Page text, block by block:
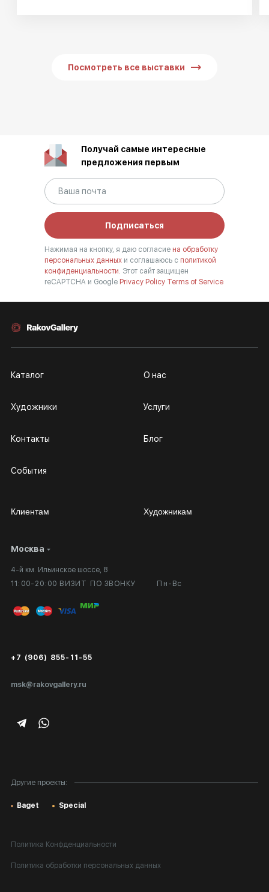
Посмотреть все выставки
Получай самые интересные
предложения первым
Подписаться
Нажимая на кнопку, я даю согласие на обработку
персональных данных и соглашаюсь с политикой
конфиденциальности. Этот сайт защищен
reCAPTCHA и Google Privacy Policy Terms of Service
Москва
4-й км. Ильинское шоссе, 8
11:00-20:00 ВИЗИТ ПО ЗВОНКУ
Пн-Вс
msk@rakovgallery.ru
+7 (906) 855-11-55
Каталог
Художники
Контакты
События
О нас
Услуги
Блог
Другие проекты:
Baget Special
Клиентам
Личный кабинет
Вопросы и ответы
Публичная оферта
Экспертиза/Вывоз за границу
Подарочные сертификаты
Художникам
Сотрудничество
Выставка в галерее
Политика Конфденциальности
Политика обработки персональных данных